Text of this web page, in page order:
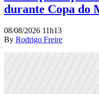
durante Copa do
08/08/2026 11h13
By Rodrigo Freire